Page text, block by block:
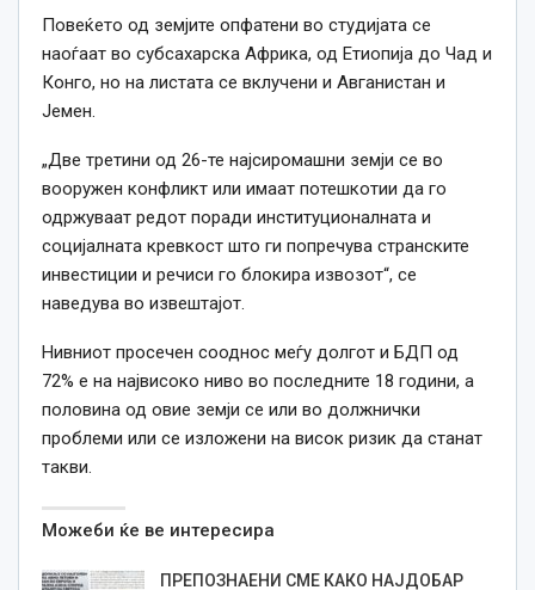
Повеќето од земјите опфатени во студијата се
наоѓаат во субсахарска Африка, од Етиопија до Чад и
Конго, но на листата се вклучени и Авганистан и
Јемен.
„Две третини од 26-те најсиромашни земји се во
вооружен конфликт или имаат потешкотии да го
одржуваат редот поради институционалната и
социјалната кревкост што ги попречува странските
инвестиции и речиси го блокира извозот“, се
наведува во извештајот.
Нивниот просечен сооднос меѓу долгот и БДП од
72% е на највисоко ниво во последните 18 години, а
половина од овие земји се или во должнички
проблеми или се изложени на висок ризик да станат
такви.
Можеби ќе ве интересира
ПРЕПОЗНАЕНИ СМЕ КАКО НАЈДОБАР